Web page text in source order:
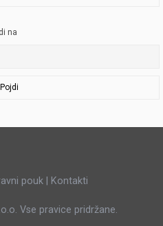
na
Pojdi
pouk Kontakti
Vse pravice pridržane.